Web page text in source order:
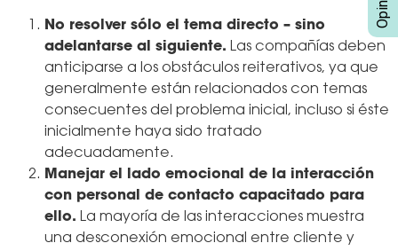
No resolver sólo el tema directo – sino
adelantarse al siguiente. Las compañías deben
anticiparse a los obstáculos reiterativos, ya que
generalmente están relacionados con temas
consecuentes del problema inicial, incluso si éste
inicialmente haya sido tratado
adecuadamente.
Manejar el lado emocional de la interacción
con personal de contacto capacitado para
ello. La mayoría de las interacciones muestra
una desconexión emocional entre cliente y